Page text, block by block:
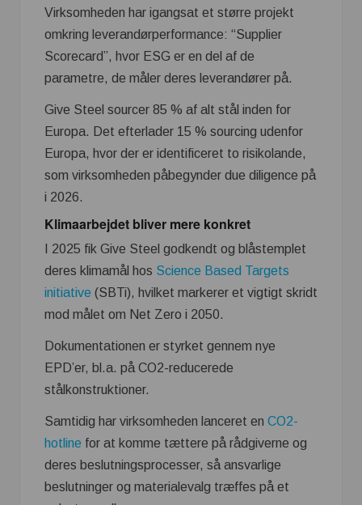
Virksomheden har igangsat et større projekt
omkring leverandørperformance: “Supplier
Scorecard”, hvor ESG er en del af de
parametre, de måler deres leverandører på.
Give Steel sourcer 85 % af alt stål inden for
Europa. Det efterlader 15 % sourcing udenfor
Europa, hvor der er identificeret to risikolande,
som virksomheden påbegynder due diligence på
i 2026.
Klimaarbejdet bliver mere konkret
I 2025 fik Give Steel godkendt og blåstemplet
deres klimamål hos Science Based Targets
initiative (SBTi), hvilket markerer et vigtigt skridt
mod målet om Net Zero i 2050.
Dokumentationen er styrket gennem nye
EPD’er, bl.a. på CO2-reducerede
stålkonstruktioner.
Samtidig har virksomheden lanceret en CO2-
hotline for at komme tættere på rådgiverne og
deres beslutningsprocesser, så ansvarlige
beslutninger og materialevalg træffes på et